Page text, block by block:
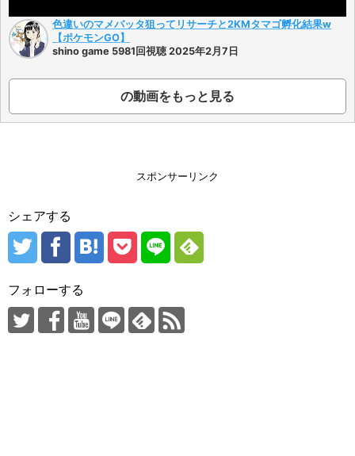
色違いのマメバッタ狙ってリサーチと2KMタマゴ孵化結果w
【ポケモンGO】
shino game 5981回視聴 2025年2月7日
の動画をもっと見る
スポンサーリンク
シェアする
フォローする